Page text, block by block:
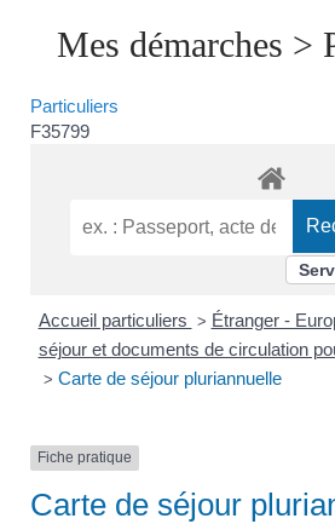
Mes démarches >
Particuliers
F35799
Accueil particuliers > Étranger -
séjour et documents de circulation
> Carte de séjour pluriannuelle
Fiche pratique
Carte de séjour